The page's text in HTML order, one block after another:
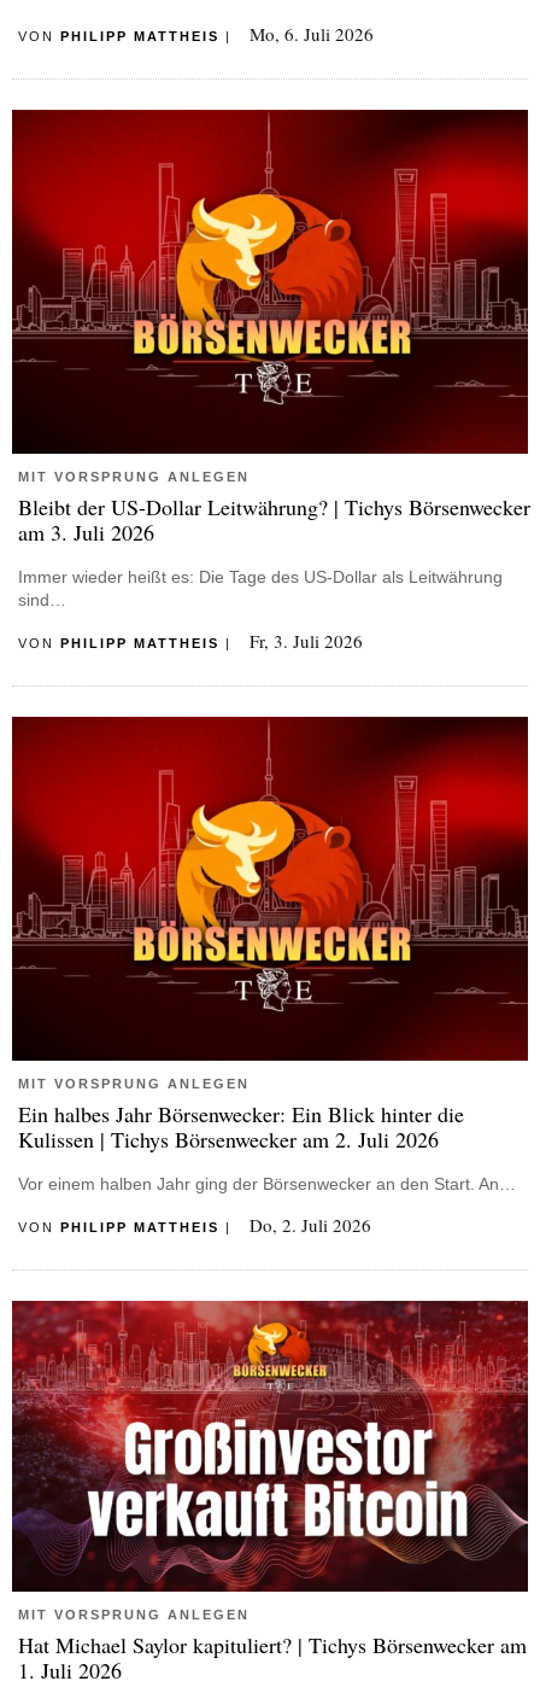
VON PHILIPP MATTHEIS | Mo, 6. Juli 2026
MIT VORSPRUNG ANLEGEN
Bleibt der US-Dollar Leitwährung? | Tichys Börsenwecker
am 3. Juli 2026
Immer wieder heißt es: Die Tage des US-Dollar als Leitwährung
sind…
VON PHILIPP MATTHEIS | Fr, 3. Juli 2026
MIT VORSPRUNG ANLEGEN
Ein halbes Jahr Börsenwecker: Ein Blick hinter die
Kulissen | Tichys Börsenwecker am 2. Juli 2026
Vor einem halben Jahr ging der Börsenwecker an den Start. An…
VON PHILIPP MATTHEIS Do, 2. Juli 2026
MIT VORSPRUNG ANLEGEN
Hat Michael Saylor kapituliert? | Tichys Börsenwecker am
1. Juli 2026